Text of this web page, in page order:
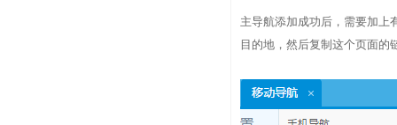
主导航添加成功后，需要加上
目的地，然后复制这个页面的